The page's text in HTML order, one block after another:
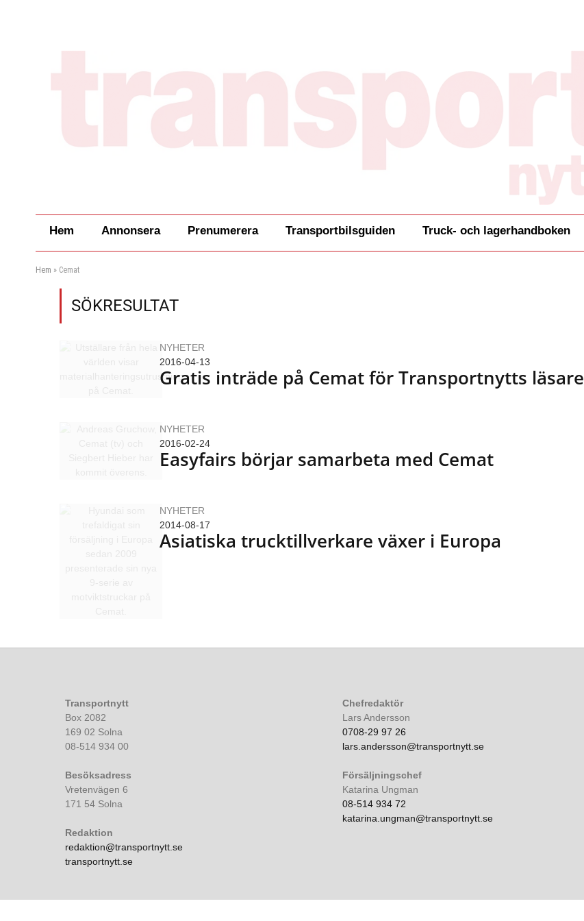
Hem Annonsera Prenumerera Transportbilsguiden Truck- och lagerhandboken
Hem » Cemat
SÖKRESULTAT
NYHETER
2016-04-13
Gratis inträde på Cemat för Transportnytts läsare
NYHETER
2016-02-24
Easyfairs börjar samarbeta med Cemat
NYHETER
2014-08-17
Asiatiska trucktillverkare växer i Europa
Transportnytt
Box 2082
169 02 Solna
08-514 934 00
Besöksadress
Vretenvägen 6
171 54 Solna
Redaktion
redaktion@transportnytt.se
transportnytt.se
Chefredaktör
Lars Andersson
0708-29 97 26
lars.andersson@transportnytt.se
Försäljningschef
Katarina Ungman
08-514 934 72
katarina.ungman@transportnytt.se